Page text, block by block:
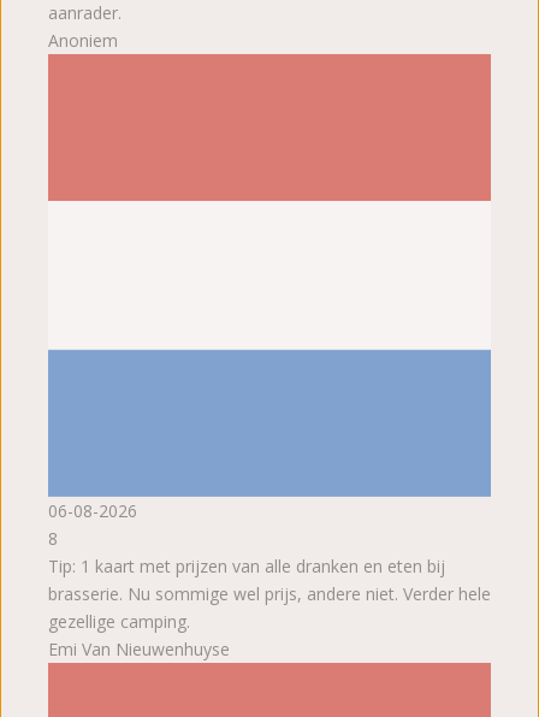
aanrader.
Anoniem
06-08-2026
8
Tip: 1 kaart met prijzen van alle dranken en eten bij
brasserie. Nu sommige wel prijs, andere niet. Verder hele
gezellige camping.
Emi Van Nieuwenhuyse